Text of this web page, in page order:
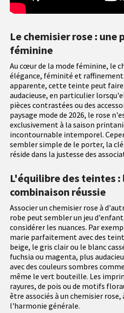
Le chemisier rose : une
féminine
Au cœur de la mode féminine, le
élégance, féminité et
apparente, cette teinte peut
audacieuse, en particulier
pièces contrastées ou des
paysage mode de 2026, le rose
exclusivement à la saison
incontournable intemporel.
sembler simple de le porter, la clé
réside dans la justesse des
L'équilibre des teintes
combinaison réussie
Associer un chemisier rose à
robe peut sembler un jeu
considérer les nuances. Par
marie parfaitement avec des
beige, le gris clair ou le blanc
fuchsia ou magenta, plus
avec des couleurs sombres
même le vert bouteille. Les
rayures, de pois ou de motifs
être associés à un chemisier
l'harmonie générale.